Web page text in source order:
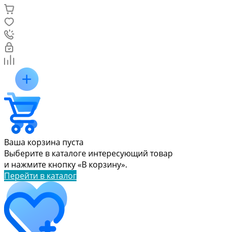
Ваша корзина пуста
Выберите в каталоге интересующий товар
и нажмите кнопку «В корзину».
Перейти в каталог